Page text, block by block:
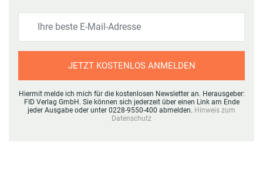
JETZT KOSTENLOS ANMELDEN
Hiermit melde ich mich für die kostenlosen Newsletter an. Herausgeber:
FID Verlag GmbH. Sie können sich jederzeit über einen Link am Ende
jeder Ausgabe oder unter 0228-9550-400 abmelden. Hinweis zum
Datenschutz